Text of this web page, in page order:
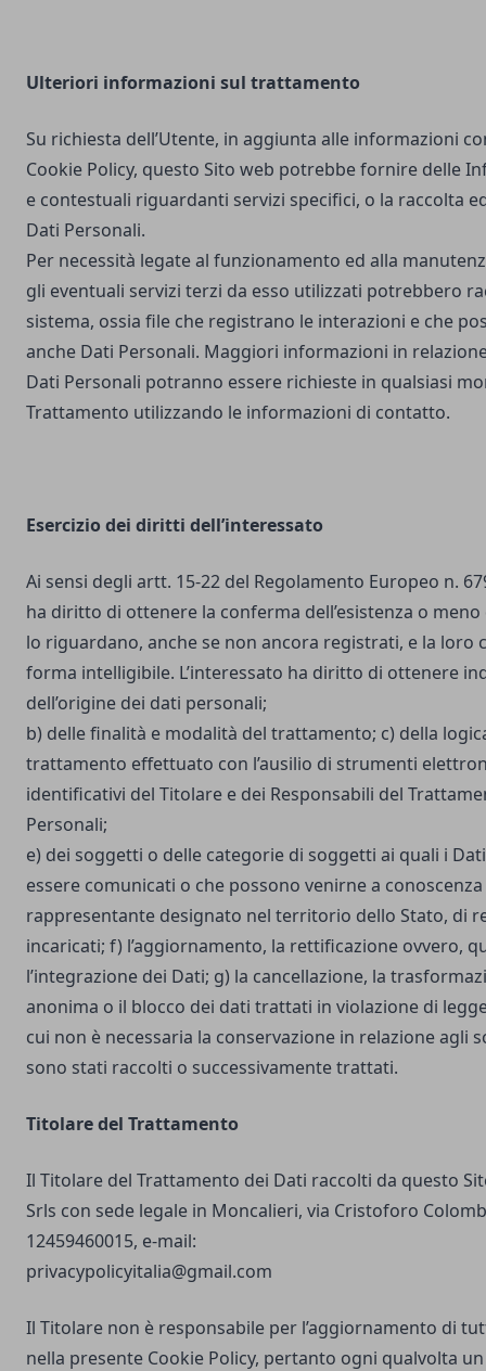
Ulteriori informazioni sul trattamento
Su richiesta dell’Utente, in aggiunta alle informazioni
Cookie Policy, questo Sito web potrebbe fornire delle
e contestuali riguardanti servizi specifici, o la raccolta
Dati Personali.
Per necessità legate al funzionamento ed alla
gli eventuali servizi terzi da esso utilizzati potrebbero
sistema, ossia file che registrano le interazioni e che
anche Dati Personali. Maggiori informazioni in
Dati Personali potranno essere richieste in qualsiasi
Trattamento utilizzando le informazioni di contatto.
Esercizio dei diritti dell’interessato
Ai sensi degli artt. 15-22 del Regolamento Europeo n.
ha diritto di ottenere la conferma dell’esistenza o
lo riguardano, anche se non ancora registrati, e la loro
forma intelligibile. L’interessato ha diritto di ottenere
dell’origine dei dati personali;
b) delle finalità e modalità del trattamento; c) della
trattamento effettuato con l’ausilio di strumenti
identificativi del Titolare e dei Responsabili del
Personali;
e) dei soggetti o delle categorie di soggetti ai quali i
essere comunicati o che possono venirne a
rappresentante designato nel territorio dello Stato, di
incaricati; f) l’aggiornamento, la rettificazione ovvero,
l’integrazione dei Dati; g) la cancellazione, la
anonima o il blocco dei dati trattati in violazione di
cui non è necessaria la conservazione in relazione agli
sono stati raccolti o successivamente trattati.
Titolare del Trattamento
Il Titolare del Trattamento dei Dati raccolti da questo
Srls con sede legale in Moncalieri, via Cristoforo
12459460015, e-mail:
privacypolicyitalia@gmail.com
Il Titolare non è responsabile per l’aggiornamento di
nella presente Cookie Policy, pertanto ogni qualvolta